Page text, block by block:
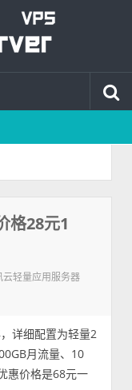
格28元1
云轻量应用服务器
详细配置为轻量2
月流量、10
惠价格是68元一